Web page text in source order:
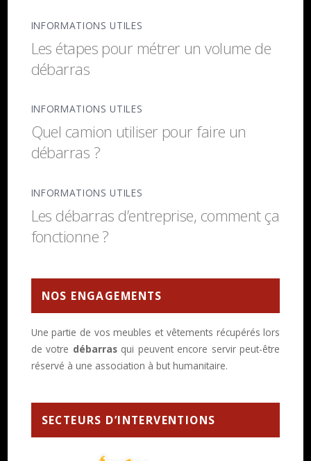
INFORMATIONS UTILES
Les étapes pour métrer un volume de
débarras
INFORMATIONS UTILES
Quel camion utiliser pour faire un
débarras ?
INFORMATIONS UTILES
Les débarras d’entreprise, comment ça
fonctionne ?
NOS ENGAGEMENTS
Une partie de vos meubles et vêtements récupérés lors
de votre débarrasqui peuvent encore servir peut-être
réservé à une association à but humanitaire.
SECTEURS D’INTERVENTIONS